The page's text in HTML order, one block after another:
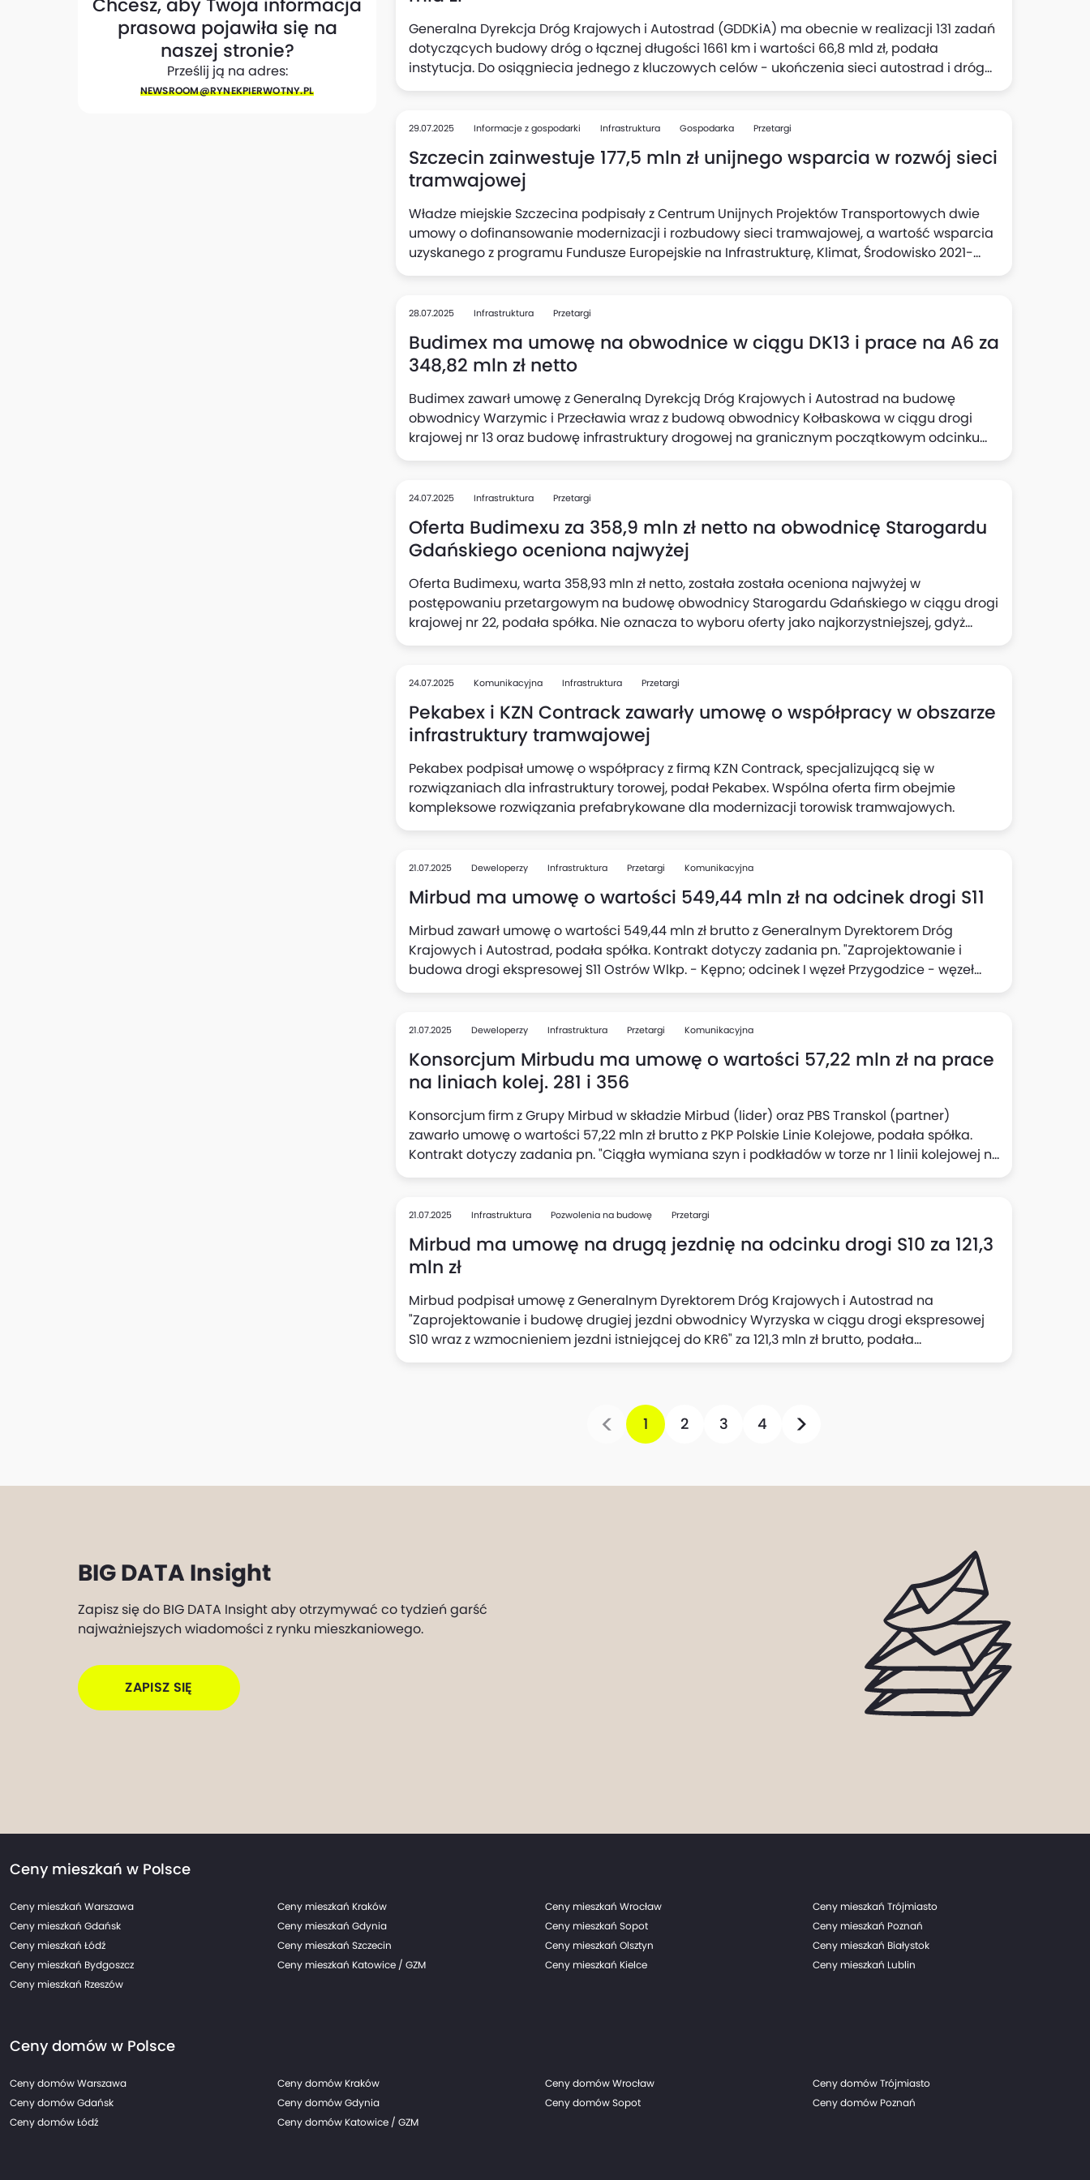
prasowa pojawiła się na
naszej stronie?
Prześlij ją na adres:
NEWSROOM@​RYNEKPIERWOTNY.PL
Generalna Dyrekcja Dróg Krajowych i Autostrad (GDDKiA) ma obecnie w realizacji 131 zadań
dotyczących budowy dróg o łącznej długości 1661 km i wartości 66,8 mld zł, podała
instytucja. Do osiągniecia jednego z kluczowych celów - ukończenia sieci autostrad i dróg
ekspresowych o łącznej długości ok. 8 tys. km - brakuje ok. 2,8 tys. km.
29.07.2025 Informacje z gospodarki Infrastruktura Gospodarka Przetargi
Szczecin zainwestuje 177,5 mln zł unijnego wsparcia w rozwój sieci
tramwajowej
Władze miejskie Szczecina podpisały z Centrum Unijnych Projektów Transportowych dwie
umowy o dofinansowanie modernizacji i rozbudowy sieci tramwajowej, a wartość wsparcia
uzyskanego z programu Fundusze Europejskie na Infrastrukturę, Klimat, Środowisko 2021-
2027 (FEnIKS) wynosi ponad 177,5 mln zł, podało Ministerstwo Infrastruktury. To kolejny krok w
podkreślono.
28.07.2025 Infrastruktura Przetargi
Budimex ma umowę na obwodnice w ciągu DK13 i prace na A6 za
348,82 mln zł netto
Budimex zawarł umowę z Generalną Dyrekcją Dróg ‎Krajowych i Autostrad na budowę
obwodnicy Warzymic i ‎Przecławia wraz z budową obwodnicy ‎‎Kołbaskowa w ciągu drogi
krajowej nr 13 oraz budowę ‎infrastruktury ‎drogowej na granicznym ‎‎początkowym odcinku
autostrady A6, podała spółka. Wartość umowy to 348,82 mln zł netto. ‎Termin zakończenia
24.07.2025 Infrastruktura Przetargi
Oferta Budimexu za 358,9 mln zł netto na obwodnicę Starogardu
Gdańskiego oceniona najwyżej
Oferta Budimexu, warta 358,93 mln zł netto, została została oceniona najwyżej w
postępowaniu przetargowym na budowę obwodnicy Starogardu Gdańskiego w ciągu drogi
krajowej nr 22, podała spółka. Nie oznacza to wyboru oferty jako najkorzystniejszej, gdyż
postępowanie dotyczące oceny ofert nie zostało ostatecznie zakończone, podkreślono.
24.07.2025 Komunikacyjna Infrastruktura Przetargi
Pekabex i KZN Contrack zawarły umowę o współpracy w obszarze
infrastruktury tramwajowej
Pekabex podpisał umowę o współpracy z firmą KZN Contrack, specjalizującą się w
rozwiązaniach dla infrastruktury torowej, podał Pekabex. Wspólna oferta firm obejmie
kompleksowe rozwiązania prefabrykowane dla modernizacji torowisk tramwajowych.
21.07.2025 Deweloperzy Infrastruktura Przetargi Komunikacyjna
Mirbud ma umowę o wartości 549,44 mln zł na odcinek drogi S11
Mirbud zawarł umowę o wartości 549,44 mln zł brutto z Generalnym Dyrektorem Dróg
Krajowych i Autostrad, podała spółka. Kontrakt dotyczy zadania pn. "Zaprojektowanie i
budowa drogi ekspresowej S11 Ostrów Wlkp. - Kępno; odcinek I węzeł Przygodzice - węzeł
Ostrzeszów Północ (bez węzła)". Termin zakończenia robót ustalony został na 39 miesięcy od
zimowych, tj. od 16 grudnia do 15 marca).
21.07.2025 Deweloperzy Infrastruktura Przetargi Komunikacyjna
Konsorcjum Mirbudu ma umowę o wartości 57,22 mln zł na prace
na liniach kolej. 281 i 356
Konsorcjum firm z Grupy Mirbud w składzie Mirbud (lider) oraz PBS Transkol (partner)
zawarło umowę o wartości 57,22 mln zł brutto z PKP Polskie Linie Kolejowe, podała spółka.
Kontrakt dotyczy zadania pn. "Ciągła wymiana szyn i podkładów w torze nr 1 linii kolejowej nr
281 Oleśnica - Chojnice (odcinek Kcynia - Nakło nad Notecią) oraz w torze nr 1 linii kolejowej
robotami towarzyszącymi". Termin zakończenia robót ustalony został na 13 grudnia 2025 r.
21.07.2025 Infrastruktura Pozwolenia na budowę Przetargi
Mirbud ma umowę na drugą jezdnię na odcinku drogi S10 za 121,3
mln zł
Mirbud podpisał umowę z Generalnym Dyrektorem Dróg Krajowych i Autostrad na
"Zaprojektowanie i budowę drugiej jezdni obwodnicy Wyrzyska w ciągu drogi ekspresowej
S10 wraz z wzmocnieniem jezdni istniejącej do KR6" za 121,3 mln zł brutto, podała
spółka. Termin realizacji zadania to 39 miesięcy od zawarcia umowy (bez okresów
1 2 3 4
BIG DATA Insight
Zapisz się do BIG DATA Insight aby otrzymywać co tydzień garść
najważniejszych wiadomości z rynku mieszkaniowego.
ZAPISZ SIĘ
Ceny mieszkań w Polsce
Ceny mieszkań Warszawa Ceny mieszkań Kraków Ceny mieszkań Wrocław
Ceny mieszkań Trójmiasto
Ceny mieszkań Gdańsk
Ceny mieszkań Gdynia Ceny mieszkań Sopot
Ceny mieszkań Poznań
Ceny mieszkań Łódź
Ceny mieszkań Szczecin Ceny mieszkań Olsztyn
Ceny mieszkań Białystok
Ceny mieszkań Bydgoszcz
Ceny mieszkań Katowice / GZM Ceny mieszkań Kielce
Ceny mieszkań Lublin
Ceny mieszkań Rzeszów
Ceny domów w Polsce
Ceny domów Warszawa Ceny domów Kraków Ceny domów Wrocław
Ceny domów Trójmiasto
Ceny domów Gdańsk
Ceny domów Gdynia Ceny domów Sopot
Ceny domów Poznań
Ceny domów Łódź
Ceny domów Katowice / GZM